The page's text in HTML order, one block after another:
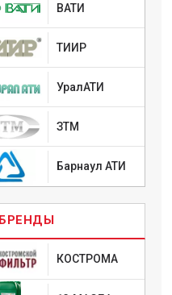
ВАТИ
ТИИР
УралАТИ
ЗТМ
Барнаул АТИ
БРЕНДЫ
КОСТРОМА